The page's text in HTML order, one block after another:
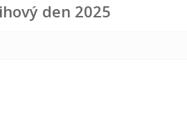
den 2025